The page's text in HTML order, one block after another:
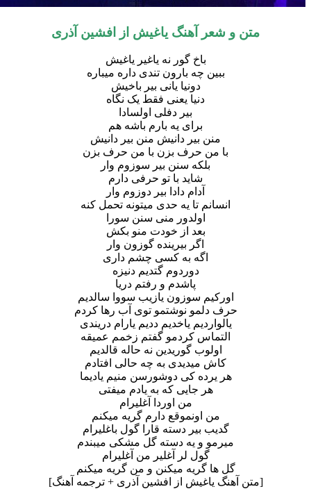
متن و شعر آهنگ یاغیش از افشین آذری
باخ گور نه یاغیر یاغیش
ببین چه بارون تندی داره میباره
دونیا یانی بیر باخیش
دنیا یعنی فقط یک نگاه
بیر دفلی اولسادا
برای یه بارم باشه هم
منن بیر دانیش منن بیر دانیش
با من حرف بزن با من حرف بزن
بلکه سنن بیر سوزوم وار
شاید با تو حرفی دارم
آدام دادا بیر دوزوم وار
انسانم تا یه حدی میتونه تحمل کنه
اولدور منی سنن سورا
بعد از خودت منو بکش
اگر بیرینده گوزون وار
اگه به کسی چشم داری
دوردوم گتدیم دنیزه
پاشدم و رفتم دریا
اورکیم سوزون یازیب سووا سالدیم
حرف دلمو نوشتمو توی آب رها کردم
یالواردیم یاخدیم ددیم یارام دریندی
التماس کردمو گفتم زخمم عمیقه
اولوب گوریدین نه حاله قالدیم
کاش میدیدی به چه حالی افتادم
هر یرده کی دوشورسن منیم یادیما
هر جایی که به یادم میفتی
من اوردا آغلیرام
من اونموقع دارم گریه میکنم
گدیب بیر دسته قارا گول باغلیرام
میرمو و یه دسته گل مشکی میبندم
گول لر آغلیر من آغلیرام
گل ها گریه میکنن و من گریه میکنم
[متن آهنگ یاغیش از افشین آذری + ترجمه آهنگ]